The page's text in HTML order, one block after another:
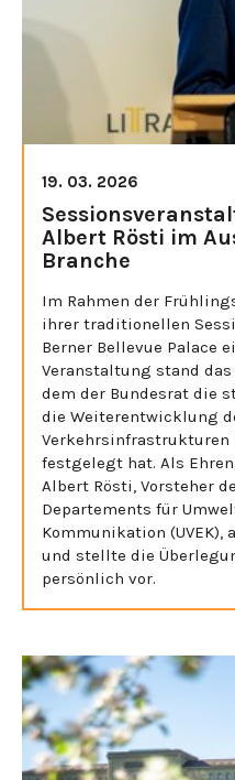
19. 03. 2026
Albert Rösti im
Branche
Im Rahmen der
ihrer traditionellen
Berner Bellevue Palace
Veranstaltung stand
dem der Bundesrat die
die Weiterentwicklung
Verkehrsinfrastrukturen
festgelegt hat. Als
Albert Rösti, Vorsteher
Departements für
Kommunikation
und stellte die
persönlich vor.